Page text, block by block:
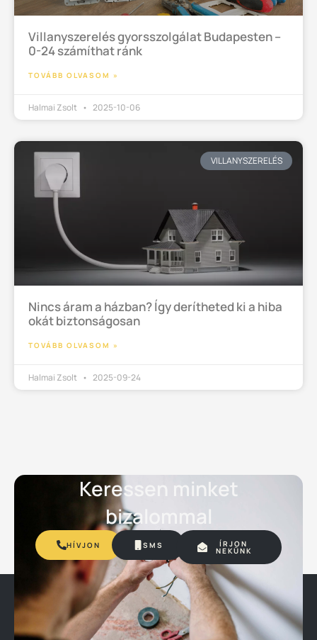
Villanyszerelés gyorsszolgálat Budapesten –
0-24 számíthat ránk
TOVÁBB OLVASOM »
Halmai Zsolt 2025-10-06
VILLANYSZERELÉS
Nincs áram a házban? Így derítheted ki a hiba
okát biztonságosan
TOVÁBB OLVASOM »
Halmai Zsolt 2025-09-24
Keressen minket
bizalommal
HÍVJON SMS ÍRJON
NEKÜNK